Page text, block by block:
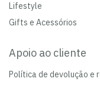
Lifestyle
Gifts e Acessórios
Apoio ao cliente
Política de devolução e